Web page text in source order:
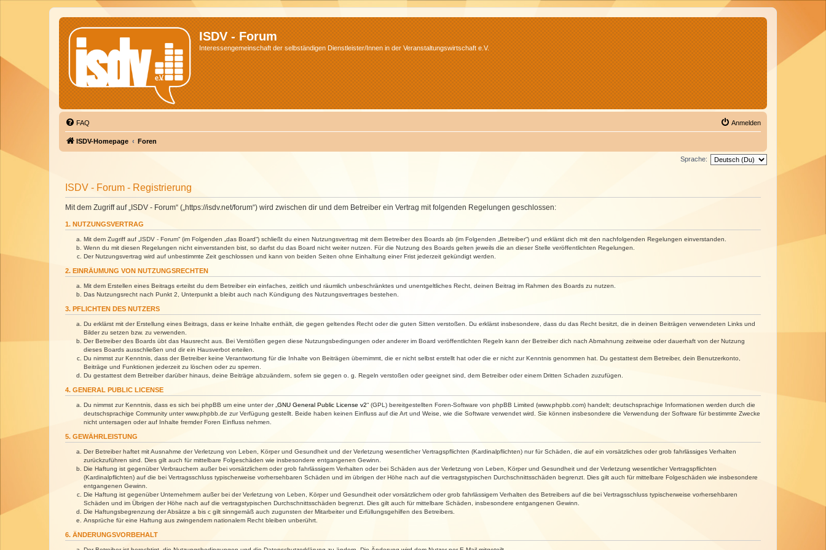
ISDV - Forum
Interessengemeinschaft der selbständigen Dienstleister/Innen in der Veranstaltungswirtschaft e.V.
FAQ Anmelden
ISDV-Homepage Foren
Sprache:
ISDV - Forum - Registrierung
Mit dem Zugriff auf „ISDV - Forum“ („https://isdv.net/forum“) wird zwischen dir und dem Betreiber ein Vertrag mit folgenden Regelungen geschlossen:
1. NUTZUNGSVERTRAG
Mit dem Zugriff auf „ISDV - Forum“ (im Folgenden „das Board“) schließt du einen Nutzungsvertrag mit dem Betreiber des Boards ab (im Folgenden „Betreiber“) und erklärst dich mit den nachfolgenden Regelungen einverstanden.
Wenn du mit diesen Regelungen nicht einverstanden bist, so darfst du das Board nicht weiter nutzen. Für die Nutzung des Boards gelten jeweils die an dieser Stelle veröffentlichten Regelungen.
Der Nutzungsvertrag wird auf unbestimmte Zeit geschlossen und kann von beiden Seiten ohne Einhaltung einer Frist jederzeit gekündigt werden.
2. EINRÄUMUNG VON NUTZUNGSRECHTEN
Mit dem Erstellen eines Beitrags erteilst du dem Betreiber ein einfaches, zeitlich und räumlich unbeschränktes und unentgeltliches Recht, deinen Beitrag im Rahmen des Boards zu nutzen.
Das Nutzungsrecht nach Punkt 2, Unterpunkt a bleibt auch nach Kündigung des Nutzungsvertrages bestehen.
3. PFLICHTEN DES NUTZERS
Du erklärst mit der Erstellung eines Beitrags, dass er keine Inhalte enthält, die gegen geltendes Recht oder die guten Sitten verstoßen. Du erklärst insbesondere, dass du das Recht besitzt, die in deinen Beiträgen verwendeten Links und
Bilder zu setzen bzw. zu verwenden.
Der Betreiber des Boards übt das Hausrecht aus. Bei Verstößen gegen diese Nutzungsbedingungen oder anderer im Board veröffentlichten Regeln kann der Betreiber dich nach Abmahnung zeitweise oder dauerhaft von der Nutzung
dieses Boards ausschließen und dir ein Hausverbot erteilen.
Du nimmst zur Kenntnis, dass der Betreiber keine Verantwortung für die Inhalte von Beiträgen übernimmt, die er nicht selbst erstellt hat oder die er nicht zur Kenntnis genommen hat. Du gestattest dem Betreiber, dein Benutzerkonto,
Beiträge und Funktionen jederzeit zu löschen oder zu sperren.
Du gestattest dem Betreiber darüber hinaus, deine Beiträge abzuändern, sofern sie gegen o. g. Regeln verstoßen oder geeignet sind, dem Betreiber oder einem Dritten Schaden zuzufügen.
4. GENERAL PUBLIC LICENSE
Du nimmst zur Kenntnis, dass es sich bei phpBB um eine unter der „ GNU General Public License v2“ (GPL) bereitgestellten Foren-Software von phpBB Limited (www.phpbb.com) handelt; deutschsprachige Informationen werden durch die
deutschsprachige Community unter www.phpbb.de zur Verfügung gestellt. Beide haben keinen Einfluss auf die Art und Weise, wie die Software verwendet wird. Sie können insbesondere die Verwendung der Software für bestimmte Zwecke
nicht untersagen oder auf Inhalte fremder Foren Einfluss nehmen.
5. GEWÄHRLEISTUNG
Der Betreiber haftet mit Ausnahme der Verletzung von Leben, Körper und Gesundheit und der Verletzung wesentlicher Vertragspflichten (Kardinalpflichten) nur für Schäden, die auf ein vorsätzliches oder grob fahrlässiges Verhalten
zurückzuführen sind. Dies gilt auch für mittelbare Folgeschäden wie insbesondere entgangenen Gewinn.
Die Haftung ist gegenüber Verbrauchern außer bei vorsätzlichem oder grob fahrlässigem Verhalten oder bei Schäden aus der Verletzung von Leben, Körper und Gesundheit und der Verletzung wesentlicher Vertragspflichten
(Kardinalpflichten) auf die bei Vertragsschluss typischerweise vorhersehbaren Schäden und im übrigen der Höhe nach auf die vertragstypischen Durchschnittsschäden begrenzt. Dies gilt auch für mittelbare Folgeschäden wie insbesondere
entgangenen Gewinn.
Die Haftung ist gegenüber Unternehmern außer bei der Verletzung von Leben, Körper und Gesundheit oder vorsätzlichem oder grob fahrlässigem Verhalten des Betreibers auf die bei Vertragsschluss typischerweise vorhersehbaren
Schäden und im Übrigen der Höhe nach auf die vertragstypischen Durchschnittsschäden begrenzt. Dies gilt auch für mittelbare Schäden, insbesondere entgangenen Gewinn.
Die Haftungsbegrenzung der Absätze a bis c gilt sinngemäß auch zugunsten der Mitarbeiter und Erfüllungsgehilfen des Betreibers.
Ansprüche für eine Haftung aus zwingendem nationalem Recht bleiben unberührt.
6. ÄNDERUNGSVORBEHALT